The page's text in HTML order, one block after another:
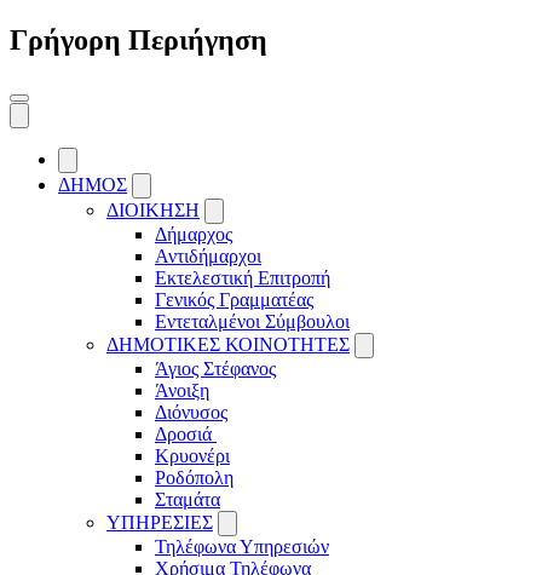
Γρήγορη Περιήγηση
ΔΗΜΟΣ
ΔΙΟΙΚΗΣΗ
Δήμαρχος
Αντιδήμαρχοι
Εκτελεστική Επιτροπή
Γενικός Γραμματέας
Εντεταλμένοι Σύμβουλοι
ΔΗΜΟΤΙΚΕΣ ΚΟΙΝΟΤΗΤΕΣ
Άγιος Στέφανος
Άνοιξη
Διόνυσος
Δροσιά
Κρυονέρι
Ροδόπολη
Σταμάτα
ΥΠΗΡΕΣΙΕΣ
Τηλέφωνα Υπηρεσιών
Χρήσιμα Τηλέφωνα